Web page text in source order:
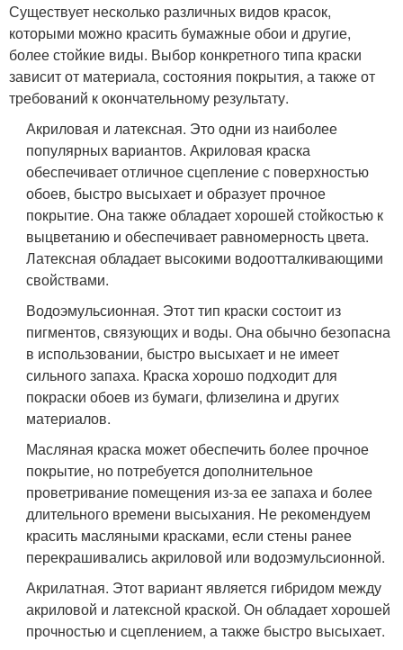
Существует несколько различных видов красок,
которыми можно красить бумажные обои и другие,
более стойкие виды. Выбор конкретного типа краски
зависит от материала, состояния покрытия, а также от
требований к окончательному результату.
Акриловая и латексная. Это одни из наиболее
популярных вариантов. Акриловая краска
обеспечивает отличное сцепление с поверхностью
обоев, быстро высыхает и образует прочное
покрытие. Она также обладает хорошей стойкостью к
выцветанию и обеспечивает равномерность цвета.
Латексная обладает высокими водоотталкивающими
свойствами.
Водоэмульсионная. Этот тип краски состоит из
пигментов, связующих и воды. Она обычно безопасна
в использовании, быстро высыхает и не имеет
сильного запаха. Краска хорошо подходит для
покраски обоев из бумаги, флизелина и других
материалов.
Масляная краска может обеспечить более прочное
покрытие, но потребуется дополнительное
проветривание помещения из-за ее запаха и более
длительного времени высыхания. Не рекомендуем
красить масляными красками, если стены ранее
перекрашивались акриловой или водоэмульсионной.
Акрилатная. Этот вариант является гибридом между
акриловой и латексной краской. Он обладает хорошей
прочностью и сцеплением, а также быстро высыхает.